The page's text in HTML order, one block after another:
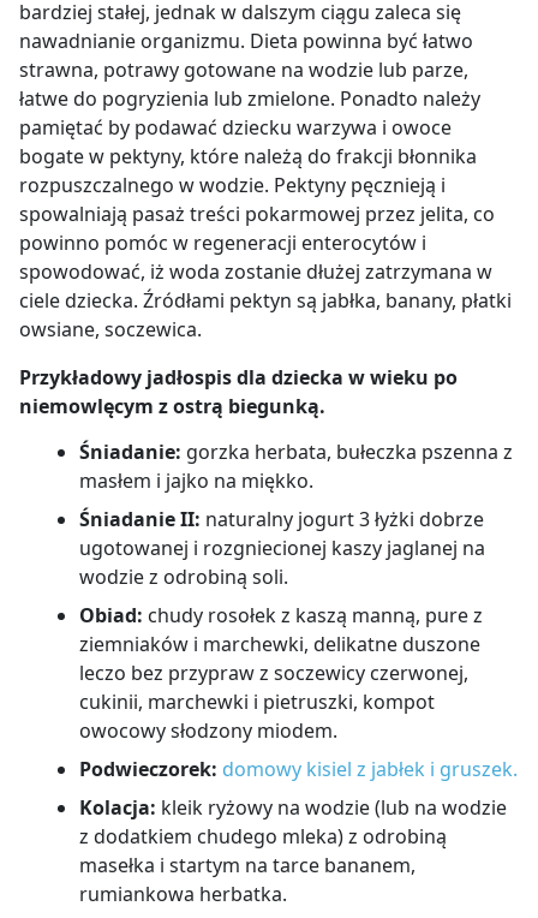
bardziej stałej, jednak w dalszym ciągu zaleca się
nawadnianie organizmu. Dieta powinna być łatwo
strawna, potrawy gotowane na wodzie lub parze,
łatwe do pogryzienia lub zmielone. Ponadto należy
pamiętać by podawać dziecku warzywa i owoce
bogate w pektyny, które należą do frakcji błonnika
rozpuszczalnego w wodzie. Pektyny pęcznieją i
spowalniają pasaż treści pokarmowej przez jelita, co
powinno pomóc w regeneracji enterocytów i
spowodować, iż woda zostanie dłużej zatrzymana w
ciele dziecka. Źródłami pektyn są jabłka, banany, płatki
owsiane, soczewica.
Przykładowy jadłospis dla dziecka w wieku po
niemowlęcym z ostrą biegunką.
Śniadanie: gorzka herbata, bułeczka pszenna z
masłem i jajko na miękko.
Śniadanie II: naturalny jogurt 3 łyżki dobrze
ugotowanej i rozgniecionej kaszy jaglanej na
wodzie z odrobiną soli.
Obiad: chudy rosołek z kaszą manną, pure z
ziemniaków i marchewki, delikatne duszone
leczo bez przypraw z soczewicy czerwonej,
cukinii, marchewki i pietruszki, kompot
owocowy słodzony miodem.
Podwieczorek: domowy kisiel z jabłek i gruszek.
Kolacja: kleik ryżowy na wodzie (lub na wodzie
z dodatkiem chudego mleka) z odrobiną
masełka i startym na tarce bananem,
rumiankowa herbatka.